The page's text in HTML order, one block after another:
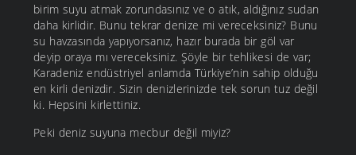
birim suyu atmak zorundasınız ve o atık, aldığınız sudan
daha kirlidir. Bunu tekrar denize mi vereceksiniz? Bunu
su havzasında yapıyorsanız, hazır burada bir göl var
deyip oraya mı vereceksiniz. Şöyle bir tehlikesi de var;
Karadeniz endüstriyel anlamda Türkiye’nin sahip olduğu
en kirli denizdir. Sizin denizlerinizde tek sorun tuz değil
ki. Hepsini kirlettiniz.
Peki deniz suyuna mecbur değil miyiz?